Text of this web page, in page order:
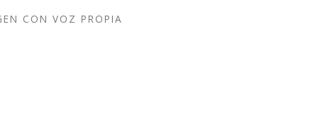
CON VOZ PROPIA